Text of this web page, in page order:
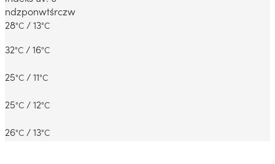
ndzponwtśrczw
28°C / 13°C
32°C / 16°C
25°C / 11°C
25°C / 12°C
26°C / 13°C